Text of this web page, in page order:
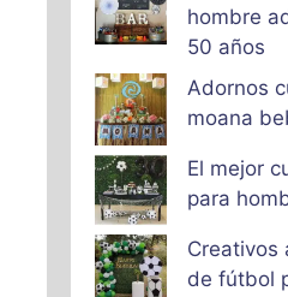
hombre
50 años
Adornos
moana
El mejor
para
Creativos
de fútbol